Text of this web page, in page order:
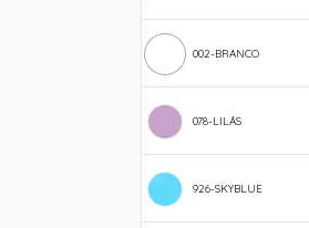
002-BRANCO
078-LILÁS
926-SKYBLUE